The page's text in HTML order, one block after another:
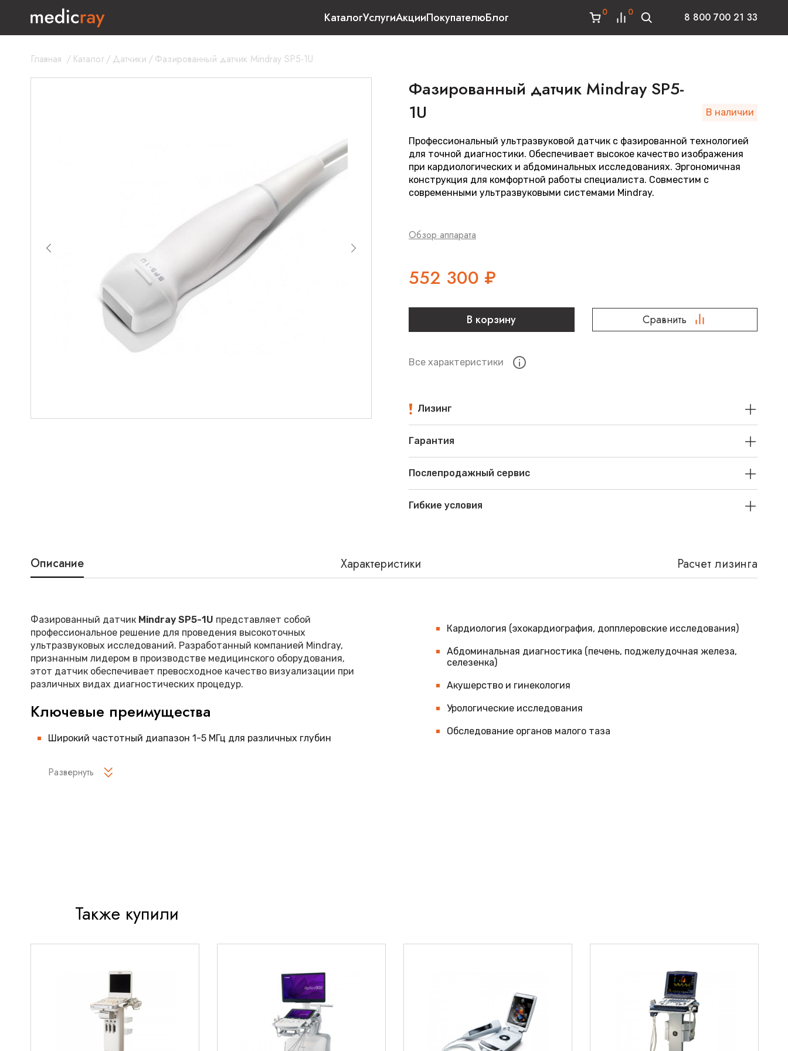
КаталогУслугиАкцииПокупателюБлог 0 0 8 800 700 21 33
Главная / Каталог/Датчики /Фазированный датчик Mindray SP5-1U
Фазированный датчик Mindray SP5-
1U
В наличии
Профессиональный ультразвуковой датчик с фазированной технологией
для точной диагностики. Обеспечивает высокое качество изображения
при кардиологических и абдоминальных исследованиях. Эргономичная
конструкция для комфортной работы специалиста. Совместим с
современными ультразвуковыми системами Mindray.
Обзор аппарата
552 300 ₽
В корзину Сравнить
Все характеристики
Лизинг
Гарантия
Послепродажный сервис
Гибкие условия
Описание Характеристики Расчет лизинга
Фазированный датчик Mindray SP5-1U представляет собой
профессиональное решение для проведения высокоточных
ультразвуковых исследований. Разработанный компанией Mindray,
признанным лидером в производстве медицинского оборудования,
этот датчик обеспечивает превосходное качество визуализации при
различных видах диагностических процедур.
Ключевые преимущества
Широкий частотный диапазон 1-5 МГц для различных глубин
Передовая фазированная технология формирования луча
Технические параметры
Основные характеристики
Рабочая частота: 1-5 МГц
Угол сканирования: 90°
Глубина сканирования: до 30 см
Кардиология (эхокардиография, допплеровские исследования)
Абдоминальная диагностика (печень, поджелудочная железа,
селезенка)
Акушерство и гинекология
Урологические исследования
Обследование органов малого таза
Долгий срок службы при интенсивном использовании
Дополнительные выгоды
Развернуть
Также купили